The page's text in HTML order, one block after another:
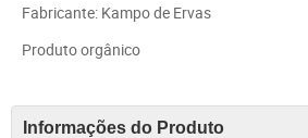
Fabricante: Kampo de Ervas
Produto orgânico
Informações do Produto